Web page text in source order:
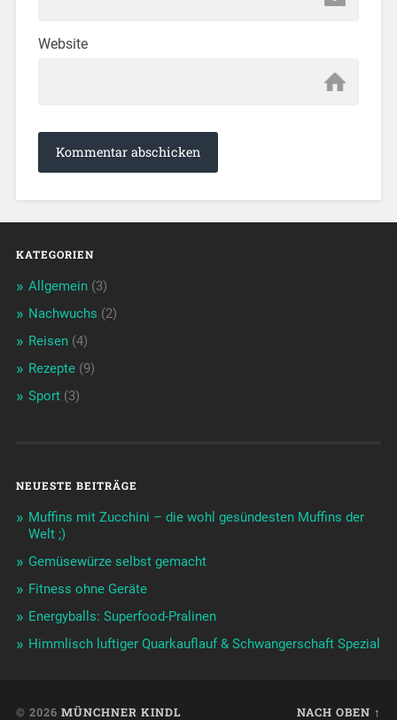
Website
KATEGORIEN
Allgemein(3)
Nachwuchs (2)
Reisen(4)
Rezepte(9)
Sport(3)
NEUESTE BEITRÄGE
Muffins mit Zucchini – die wohl gesündesten Muffins der
Welt ;)
Gemüsewürze selbst gemacht
Fitness ohne Geräte
Energyballs: Superfood-Pralinen
Himmlisch luftiger Quarkauflauf & Schwangerschaft Spezial
© 2026 MÜNCHNER KINDL NACH OBEN ↑